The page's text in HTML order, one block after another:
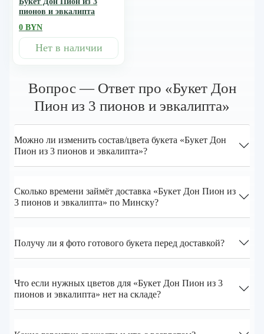
пионов и эвкалипта
0 BYN
Нет в наличии
Вопрос — Ответ про «Букет Дон
Пион из 3 пионов и эвкалипта»
Можно ли изменить состав/цвета букета «Букет Дон
Пион из 3 пионов и эвкалипта»?
Сколько времени займёт доставка «Букет Дон Пион из
3 пионов и эвкалипта» по Минску?
Получу ли я фото готового букета перед доставкой?
Что если нужных цветов для «Букет Дон Пион из 3
пионов и эвкалипта» нет на складе?